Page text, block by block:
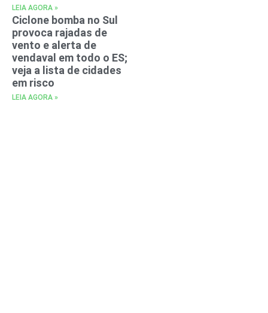
LEIA AGORA »
Ciclone bomba no Sul
provoca rajadas de
vento e alerta de
vendaval em todo o ES;
veja a lista de cidades
em risco
LEIA AGORA »